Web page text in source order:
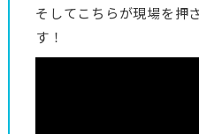
そしてこちらが現場を押
す！